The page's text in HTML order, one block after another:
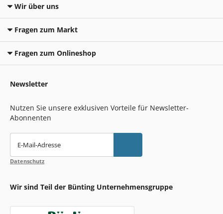
Wir über uns
Fragen zum Markt
Fragen zum Onlineshop
Newsletter
Nutzen Sie unsere exklusiven Vorteile für Newsletter-
Abonnenten
E-Mail-Adresse
Datenschutz
Wir sind Teil der Bünting Unternehmensgruppe